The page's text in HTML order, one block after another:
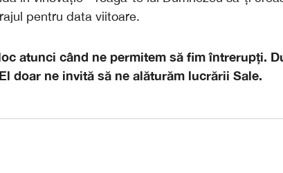
pentru data viitoare.
atunci când ne permitem să fim întrerupți.
doar ne invită să ne alăturăm lucrării Sale.